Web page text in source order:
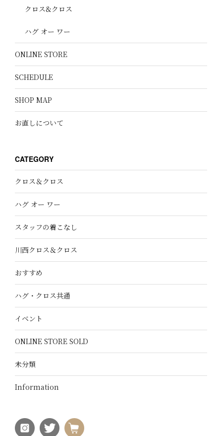
クロス&クロス
ハグ オー ワー
ONLINE STORE
SCHEDULE
SHOP MAP
お直しについて
CATEGORY
クロス＆クロス
ハグ オー ワー
スタッフの着こなし
川西クロス＆クロス
おすすめ
ハグ・クロス共通
イベント
ONLINE STORE SOLD
未分類
Information